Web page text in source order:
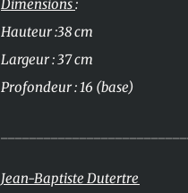
Dimensions:
Hauteur :38 cm
Largeur : 37 cm
Profondeur : 16 (base)
Jean-Baptiste Dutertre